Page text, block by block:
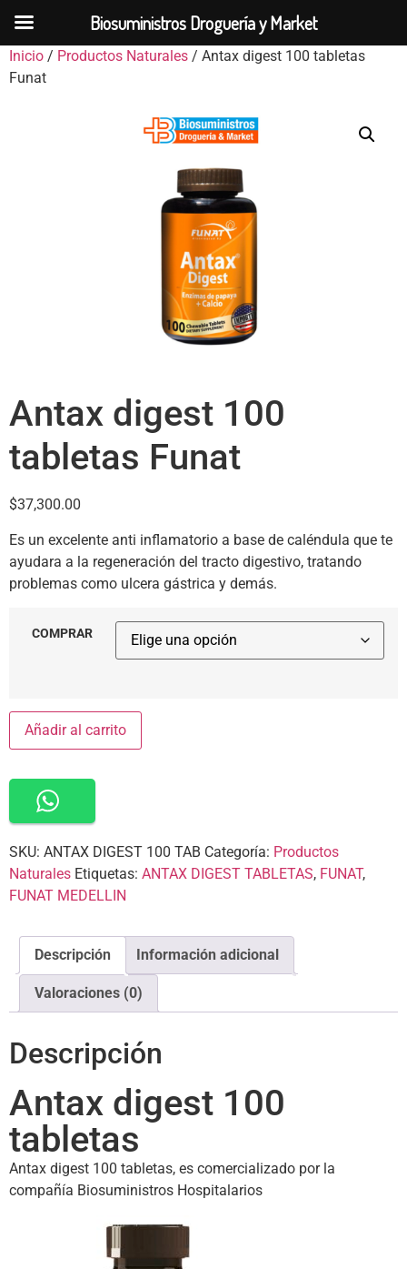
Inicio / Productos Naturales / Antax digest 100 tabletas
Funat
Antax digest 100
tabletas Funat
$37,300.00
Es un excelente anti inflamatorio a base de caléndula que te
ayudara a la regeneración del tracto digestivo, tratando
problemas como ulcera gástrica y demás.
COMPRAR
Añadir al carrito
SKU: ANTAX DIGEST 100 TAB Categoría: Productos
Naturales Etiquetas: ANTAX DIGEST TABLETAS, FUNAT,
FUNAT MEDELLIN
Descripción Información adicional
Valoraciones (0)
Descripción
Antax digest 100
tabletas
Antax digest 100 tabletas, es comercializado por la
compañía Biosuministros Hospitalarios
Biosuministros Droguería y Market